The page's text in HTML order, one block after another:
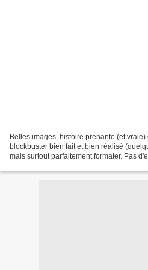
Belles images, histoire prenante (et vraie)
blockbuster bien fait et bien réalisé
mais surtout parfaitement formater. Pas